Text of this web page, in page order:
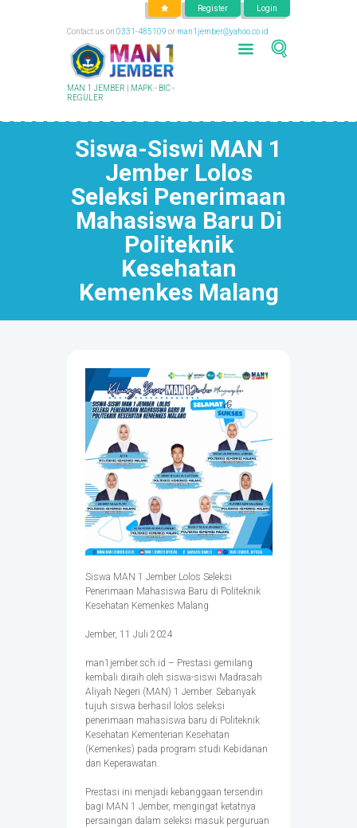
Register Login
Contact us on 0331-485109 or man1jember@yahoo.co.id
MAN 1 JEMBER | MAPK - BIC -
REGULER
Siswa-Siswi MAN 1
Jember Lolos
Seleksi Penerimaan
Mahasiswa Baru Di
Politeknik
Kesehatan
Kemenkes Malang
Siswa MAN 1 Jember Lolos Seleksi
Penerimaan Mahasiswa Baru di Politeknik
Kesehatan Kemenkes Malang
Jember, 11 Juli 2024
man1jember.sch.id – Prestasi gemilang
kembali diraih oleh siswa-siswi Madrasah
Aliyah Negeri (MAN) 1 Jember. Sebanyak
tujuh siswa berhasil lolos seleksi
penerimaan mahasiswa baru di Politeknik
Kesehatan Kementerian Kesehatan
(Kemenkes) pada program studi Kebidanan
dan Keperawatan.
Prestasi ini menjadi kebanggaan tersendiri
bagi MAN 1 Jember, mengingat ketatnya
persaingan dalam seleksi masuk perguruan